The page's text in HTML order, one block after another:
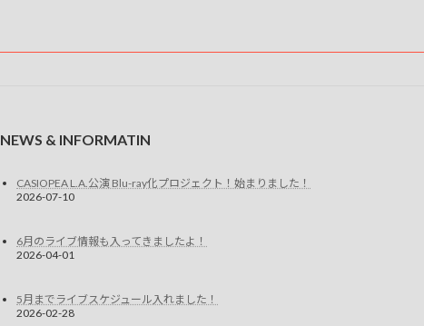
NEWS & INFORMATIN
CASIOPEA L.A.公演 Blu-ray化プロジェクト！始まりました！
2026-07-10
6月のライブ情報も入ってきましたよ！
2026-04-01
5月までライブスケジュール入れました！
2026-02-28